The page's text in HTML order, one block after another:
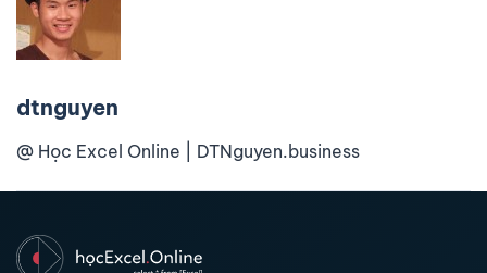
dtnguyen
@ Học Excel Online | DTNguyen.business